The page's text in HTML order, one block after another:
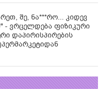
შე, ნა***რო... კიდევ
- ვრცელდება ფიზიკური
დაპირისპირების